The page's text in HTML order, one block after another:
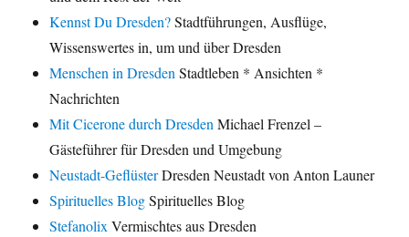
Kennst Du Dresden?Stadtführungen, Ausflüge,
Wissenswertes in, um und über Dresden
Menschen in Dresden Stadtleben * Ansichten *
Nachrichten
Mit Cicerone durch Dresden Michael Frenzel –
Gästeführer für Dresden und Umgebung
Neustadt-GeflüsterDresden Neustadt von Anton Launer
Spirituelles BlogSpirituelles Blog
Stefanolix Vermischtes aus Dresden